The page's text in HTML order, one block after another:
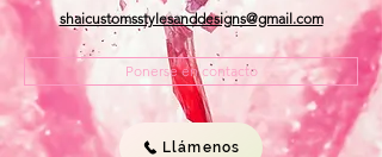
shaicustomsstylesanddesigns@gmail.com
Ponerse en contacto
Llámenos